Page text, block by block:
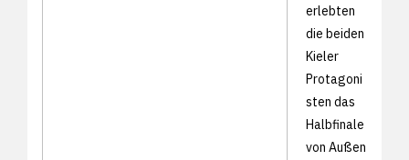
erlebten
die beiden
Kieler
Protagoni
sten das
Halbfinale
von Außen